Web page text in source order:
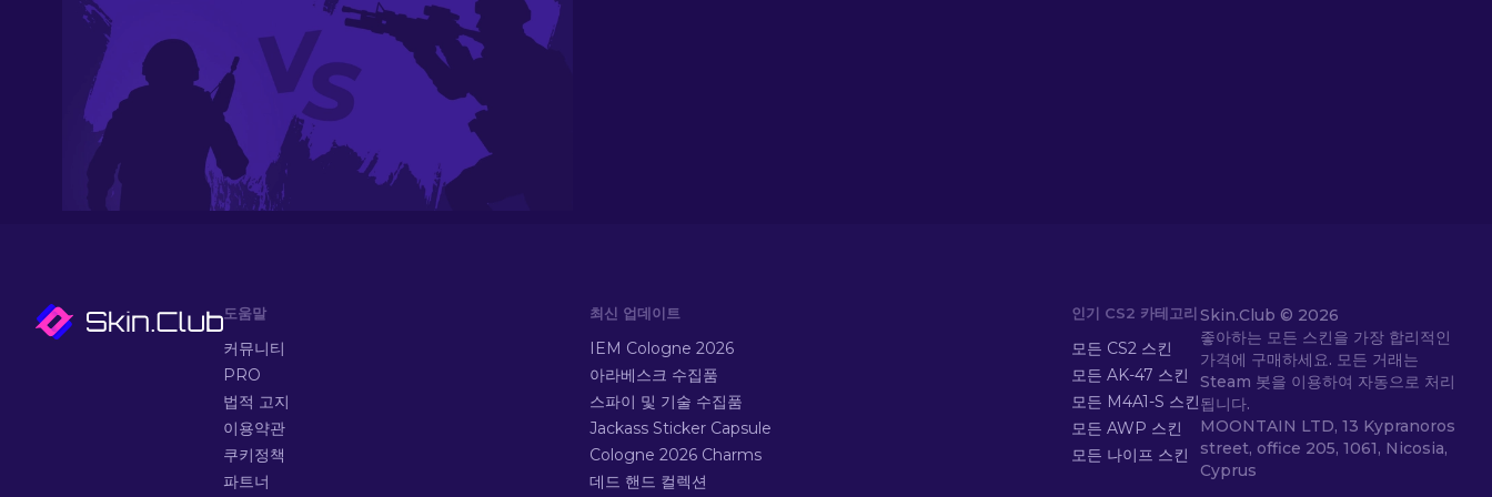
도움말
커뮤니티
PRO
법적 고지
이용약관
쿠키정책
파트너
최신 업데이트
IEM Cologne 2026
아라베스크 수집품
스파이 및 기술 수집품
Jackass Sticker Capsule
Cologne 2026 Charms
데드 핸드 컬렉션
인기 CS2 카테고리
모든 CS2 스킨
모든 AK-47 스킨
모든 M4A1-S 스킨
모든 AWP 스킨
모든 나이프 스킨
Skin.Club © 2026
좋아하는 모든 스킨을 가장 합리적인
가격에 구매하세요. 모든 거래는
Steam 봇을 이용하여 자동으로 처리
됩니다.
MOONTAIN LTD, 13 Kypranoros
street, office 205, 1061, Nicosia,
Cyprus